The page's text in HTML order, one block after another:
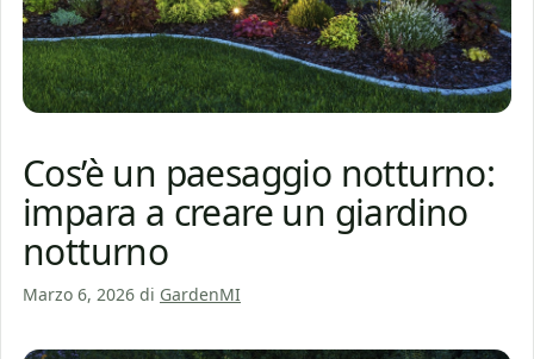
Cos’è un paesaggio notturno:
impara a creare un giardino
notturno
Marzo 6, 2026 di GardenMI